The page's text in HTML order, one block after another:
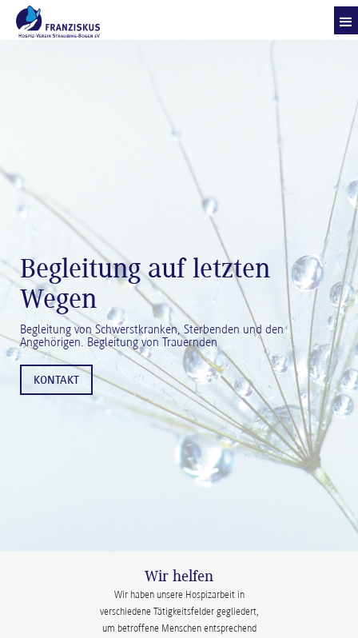
Begleitung auf letzten
Wegen
Begleitung von Schwerstkranken, Sterbenden und den
Angehörigen. Begleitung von Trauernden
KONTAKT
Wir helfen
Wir haben unsere Hospizarbeit in
verschiedene Tätigkeitsfelder gegliedert,
um betroffene Menschen entsprechend